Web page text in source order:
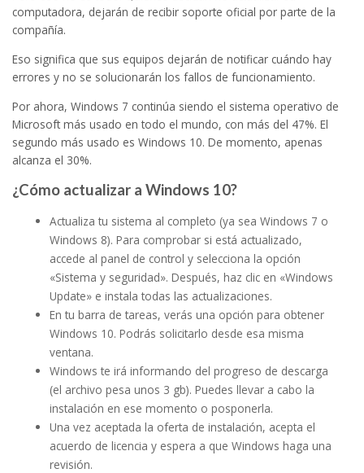
computadora, dejarán de recibir soporte oficial por parte de la
compañía.
Eso significa que sus equipos dejarán de notificar cuándo hay
errores y no se solucionarán los fallos de funcionamiento.
Por ahora, Windows 7 continúa siendo el sistema operativo de
Microsoft más usado en todo el mundo, con más del 47%. El
segundo más usado es Windows 10. De momento, apenas
alcanza el 30%.
¿Cómo actualizar a Windows 10?
Actualiza tu sistema al completo (ya sea Windows 7 o
Windows 8). Para comprobar si está actualizado,
accede al panel de control y selecciona la opción
«Sistema y seguridad». Después, haz clic en «Windows
Update» e instala todas las actualizaciones.
En tu barra de tareas, verás una opción para obtener
Windows 10. Podrás solicitarlo desde esa misma
ventana.
Windows te irá informando del progreso de descarga
(el archivo pesa unos 3 gb). Puedes llevar a cabo la
instalación en ese momento o posponerla.
Una vez aceptada la oferta de instalación, acepta el
acuerdo de licencia y espera a que Windows haga una
revisión.